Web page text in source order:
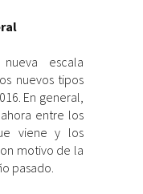
escala
nuevos tipos
En general,
entre los
viene y los
motivo de la
pasado.